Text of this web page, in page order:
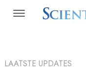
LAATSTE UPDATES